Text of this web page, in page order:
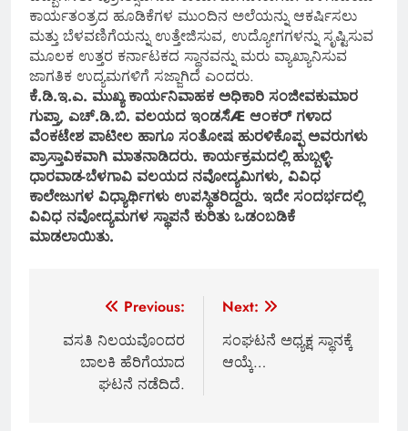
ಕಾರ್ಯತಂತ್ರದ ಹೂಡಿಕೆಗಳ ಮುಂದಿನ ಅಲೆಯನ್ನು ಆಕರ್ಷಿಸಲು
ಮತ್ತು ಬೆಳವಣಿಗೆಯನ್ನು ಉತ್ತೇಜಿಸುವ, ಉದ್ಯೋಗಗಳನ್ನು ಸೃಷ್ಟಿಸುವ
ಮೂಲಕ ಉತ್ತರ ಕರ್ನಾಟಕದ ಸ್ಥಾನವನ್ನು ಮರು ವ್ಯಾಖ್ಯಾನಿಸುವ
ಜಾಗತಿಕ ಉದ್ಯಮಗಳಿಗೆ ಸಜ್ಜಾಗಿದೆ ಎಂದರು.
ಕೆ.ಡಿ.ಇ.ಎ. ಮುಖ್ಯ ಕಾರ್ಯನಿವಾಹಕ ಅಧಿಕಾರಿ ಸಂಜೀವಕುಮಾರ
ಗುಪ್ತಾ, ಎಚ್.ಡಿ.ಬಿ. ವಲಯದ ಇಂಡಸಿೆÆ ಆಂಕರ್ ಗಳಾದ
ವೆಂಕಟೇಶ ಪಾಟೀಲ ಹಾಗೂ ಸಂತೋಷ ಹುರಳಿಕೊಪ್ಫ ಅವರುಗಳು
ಪ್ರಾಸ್ತಾವಿಕವಾಗಿ ಮಾತನಾಡಿದರು. ಕಾರ್ಯಕ್ರಮದಲ್ಲಿ ಹುಬ್ಬಳ್ಳಿ-
ಧಾರವಾಡ-ಬೆಳಗಾವಿ ವಲಯದ ನವೋದ್ಯಮಿಗಳು, ವಿವಿಧ
ಕಾಲೇಜುಗಳ ವಿಧ್ಯಾರ್ಥಿಗಳು ಉಪಸ್ಥಿತರಿದ್ದರು. ಇದೇ ಸಂದರ್ಭದಲ್ಲಿ
ವಿವಿಧ ನವೋದ್ಯಮಗಳ ಸ್ಥಾಪನೆ ಕುರಿತು ಒಡಂಬಡಿಕೆ
ಮಾಡಲಾಯಿತು.
navigation
Previous:
ವಸತಿ ನಿಲಯವೊಂದರ
ಬಾಲಕಿ ಹೆರಿಗೆಯಾದ
ಘಟನೆ ನಡೆದಿದೆ.
Next:
ಸಂಘಟನೆ ಅಧ್ಯಕ್ಷ ಸ್ಥಾನಕ್ಕೆ
ಆಯ್ಕೆ…